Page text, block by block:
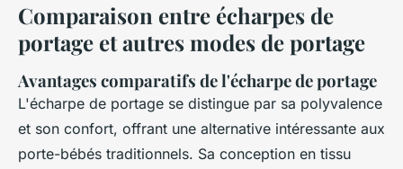
Comparaison entre écharpes de
portage et autres modes de portage
Avantages comparatifs de l'écharpe de portage
L'écharpe de portage se distingue par sa polyvalence
et son confort, offrant une alternative intéressante aux
porte-bébés traditionnels. Sa conception en tissu